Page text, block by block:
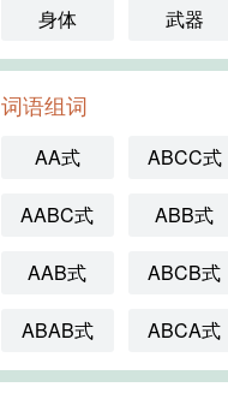
身体 武器
词语组词
AA式 ABCC式
AABC式 ABB式
AAB式 ABCB式
ABAB式 ABCA式